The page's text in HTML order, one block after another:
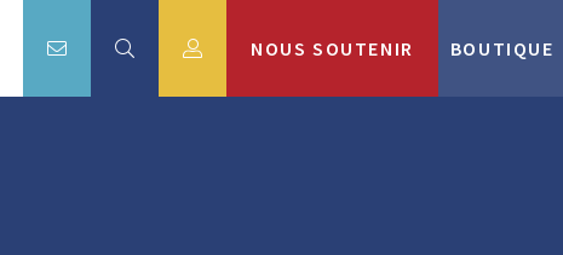
NOUS SOUTENIR BOUTIQUE